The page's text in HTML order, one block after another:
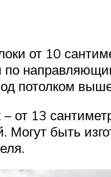
от 10
потолком
от 13
быть